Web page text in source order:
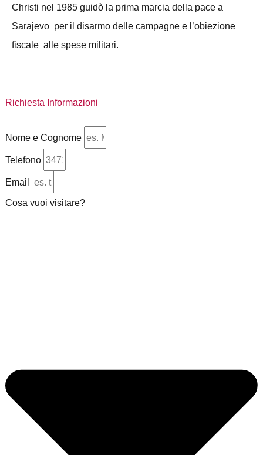
Christi nel 1985 guidò la prima marcia della pace a
Sarajevo per il disarmo delle campagne e l’obiezione
fiscale alle spese militari.
Richiesta Informazioni
Nome e Cognome
Telefono
Email
Cosa vuoi visitare?